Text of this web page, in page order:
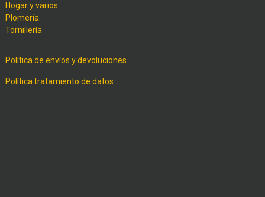
Hogar y varios
Plomería
Tornillería
Política de envíos y devoluciones
Política tratamiento de datos